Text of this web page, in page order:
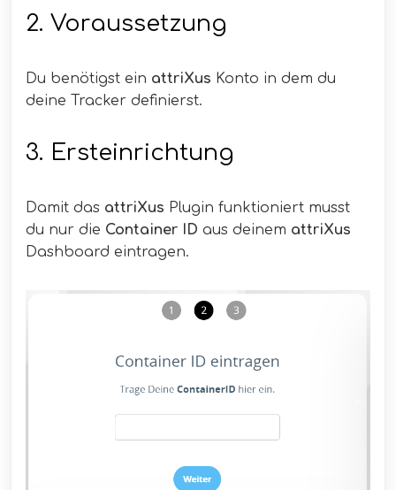
2. Voraussetzung
Du benötigst ein attriXus Konto in dem du
deine Tracker definierst.
3. Ersteinrichtung
Damit das attriXus Plugin funktioniert musst
du nur die Container ID aus deinem attriXus
Dashboard eintragen.